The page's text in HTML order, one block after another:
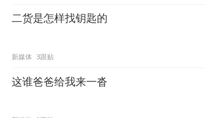
二货是怎样找钥匙的
新媒体 3跟贴
这谁爸爸给我来一沓